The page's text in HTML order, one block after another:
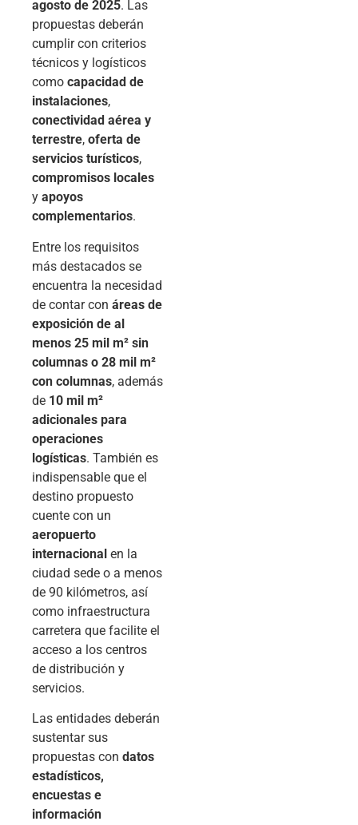
agosto de 2025. Las
propuestas deberán
cumplir con criterios
técnicos y logísticos
como capacidad de
instalaciones,
conectividad aérea y
terrestre, oferta de
servicios turísticos,
compromisos locales
y apoyos
complementarios.
Entre los requisitos
más destacados se
encuentra la necesidad
de contar con áreas de
exposición de al
menos 25 mil m² sin
columnas o 28 mil m²
con columnas, además
de 10 mil m²
adicionales para
operaciones
logísticas. También es
indispensable que el
destino propuesto
cuente con un
aeropuerto
internacional en la
ciudad sede o a menos
de 90 kilómetros, así
como infraestructura
carretera que facilite el
acceso a los centros
de distribución y
servicios.
Las entidades deberán
sustentar sus
propuestas con datos
estadísticos,
encuestas e
información